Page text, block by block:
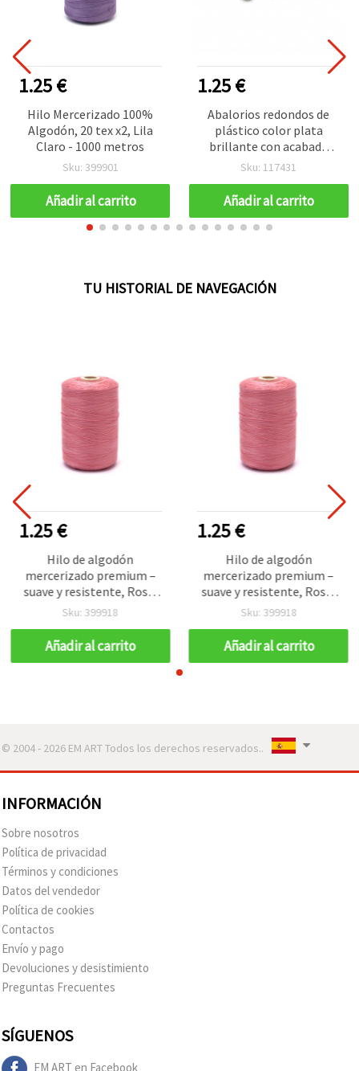
1.25 €
Hilo Mercerizado 100%
Algodón, 20 tex x2, Lila
Claro - 1000 metros
Sku: 399901
Añadir al carrito
1.25 €
Abalorios redondos de
plástico color plata
brillante con acabado
decorativo, 6 mm, agujero
perfectos para pulseras
elegantes y bisutería
creativa
Sku: 117431
Añadir al carrito
TU HISTORIAL DE NAVEGACIÓN
1.25 €
Hilo de algodón
mercerizado premium –
suave y resistente, Rosa,
20 Tex x 2, bobina de 1000
manualidades
Sku: 399918
Añadir al carrito
1.25 €
Hilo de algodón
mercerizado premium –
suave y resistente, Rosa,
20 Tex x 2, bobina de 1000
manualidades
Sku: 399918
Añadir al carrito
© 2004 - 2026 EM ART Todos los derechos reservados..
INFORMACIÓN
Sobre nosotros
Política de privacidad
Términos y condiciones
Datos del vendedor
Política de cookies
Contactos
Envío y pago
Devoluciones y desistimiento
Preguntas Frecuentes
SÍGUENOS
EM ART en Facebook